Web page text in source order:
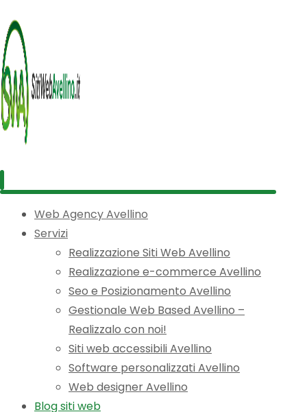
Web Agency Avellino
Servizi
Realizzazione Siti Web Avellino
Realizzazione e-commerce Avellino
Seo e Posizionamento Avellino
Gestionale Web Based Avellino –
Realizzalo con noi!
Siti web accessibili Avellino
Software personalizzati Avellino
Web designer Avellino
Blog siti web